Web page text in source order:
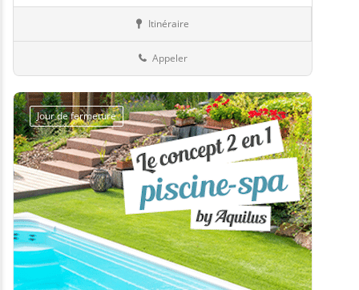
Itinéraire
Appeler
Jour de fermeture